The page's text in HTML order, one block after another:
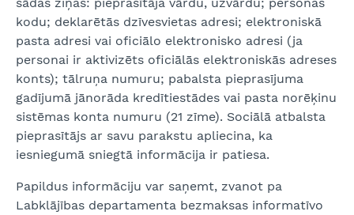
kodu; deklarētās dzīvesvietas adresi; elektroniskā
pasta adresi vai oficiālo elektronisko adresi (ja
personai ir aktivizēts oficiālās elektroniskās adreses
konts); tālruņa numuru; pabalsta pieprasījuma
gadījumā jānorāda kredītiestādes vai pasta norēķinu
sistēmas konta numuru (21 zīme). Sociālā atbalsta
pieprasītājs ar savu parakstu apliecina, ka
iesniegumā sniegtā informācija ir patiesa.
Papildus informāciju var saņemt, zvanot pa
Labklājības departamenta bezmaksas informatīvo